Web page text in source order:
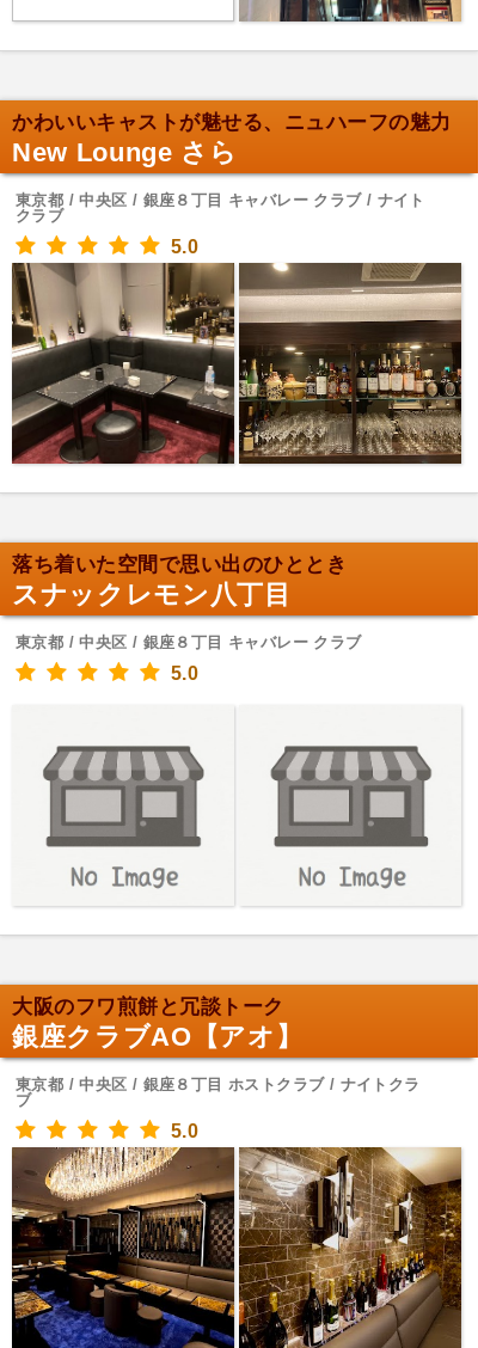
かわいいキャストが魅せる、ニュハーフの魅力
New Lounge さら
東京都 / 中央区 / 銀座８丁目 キャバレー クラブ / ナイト
クラブ
5.0
落ち着いた空間で思い出のひととき
スナックレモン八丁目
東京都 / 中央区 / 銀座８丁目 キャバレー クラブ
5.0
大阪のフワ煎餅と冗談トーク
銀座クラブAO【アオ】
東京都 / 中央区 / 銀座８丁目 ホストクラブ / ナイトクラ
ブ
5.0